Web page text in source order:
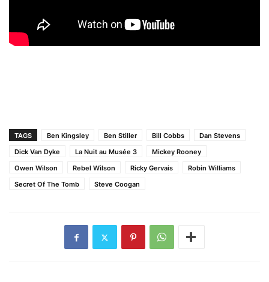
TAGS Ben Kingsley Ben Stiller Bill Cobbs
Dan Stevens
Dick Van Dyke
La Nuit au Musée 3
Mickey Rooney
Owen Wilson
Rebel Wilson Ricky Gervais
Robin Williams
Secret Of The Tomb
Steve Coogan